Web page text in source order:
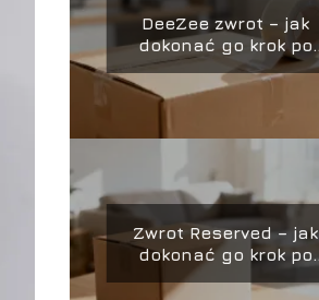
DeeZee zwrot – jak
dokonać go krok po
kroku?
Zwrot Reserved – jak
dokonać go krok po